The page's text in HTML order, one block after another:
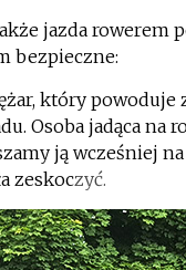
jazda rowerem
bezpieczne:
który
Osoba jadąca
ją wcześniej
zeskoczyć.